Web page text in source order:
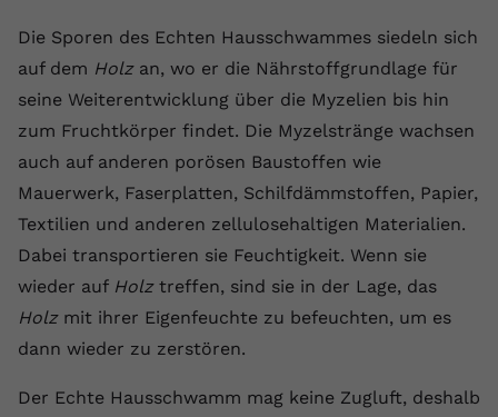
Die Sporen des Echten Hausschwammes siedeln sich
auf dem Holzan, wo er die Nährstoffgrundlage für
seine Weiterentwicklung über die Myzelien bis hin
zum Fruchtkörper findet. Die Myzelstränge wachsen
auch auf anderen porösen Baustoffen wie
Mauerwerk, Faserplatten, Schilfdämmstoffen, Papier,
Textilien und anderen zellulosehaltigen Materialien.
Dabei transportieren sie Feuchtigkeit. Wenn sie
wieder auf Holztreffen, sind sie in der Lage, das
Holzmit ihrer Eigenfeuchte zu befeuchten, um es
dann wieder zu zerstören.
Der Echte Hausschwamm mag keine Zugluft, deshalb
Zweck
YouTube setzt dieses Cookie über
eingebettete YouTube-Videos und
registriert anonyme statistische Daten.
Name yt-remote-device-id
Laufzeit Session
Zweck
Videopräferenzen des Benutzers zu